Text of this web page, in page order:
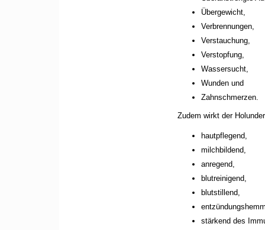
Übergewicht,
Verbrennungen,
Verstauchung,
Verstopfung,
Wassersucht,
Wunden und
Zahnschmerzen.
Zudem wirkt der Holunder
hautpflegend,
milchbildend,
anregend,
blutreinigend,
blutstillend,
stärkend des